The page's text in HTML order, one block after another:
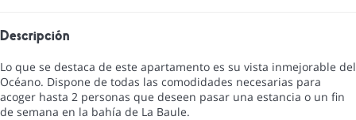
Descripción
Lo que se destaca de este apartamento es su vista inmejorable del
Océano. Dispone de todas las comodidades necesarias para
acoger hasta 2 personas que deseen pasar una estancia o un fin
de semana en la bahía de La Baule.